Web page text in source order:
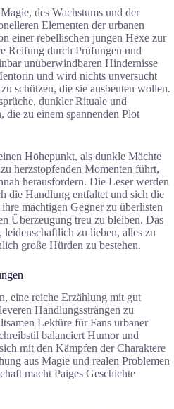
des Wachstums und der
Elementen der urbanen
einer rebellischen jungen Hexe zur
Reifung durch Prüfungen und
unüberwindbaren Hindernisse
und wird nichts unversucht
schützen, die sie ausbeuten wollen.
dunkler Rituale und
zu einem spannenden Plot
Höhepunkt, als dunkle Mächte
herzstopfenden Momenten führt,
herausfordern. Die Leser werden
die Handlung entfaltet und sich die
mächtigen Gegner zu überlisten
Überzeugung treu zu bleiben. Das
leidenschaftlich zu lieben, alles zu
große Hürden zu bestehen.
eine reiche Erzählung mit gut
Handlungssträngen zu
Lektüre für Fans urbaner
balanciert Humor und
mit den Kämpfen der Charaktere
aus Magie und realen Problemen
macht Paiges Geschichte